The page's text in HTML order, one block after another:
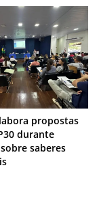
propostas
durante
saberes